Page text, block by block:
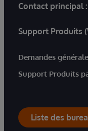
Contact principal :
Support Produits
Demandes
Support Produits
Liste des